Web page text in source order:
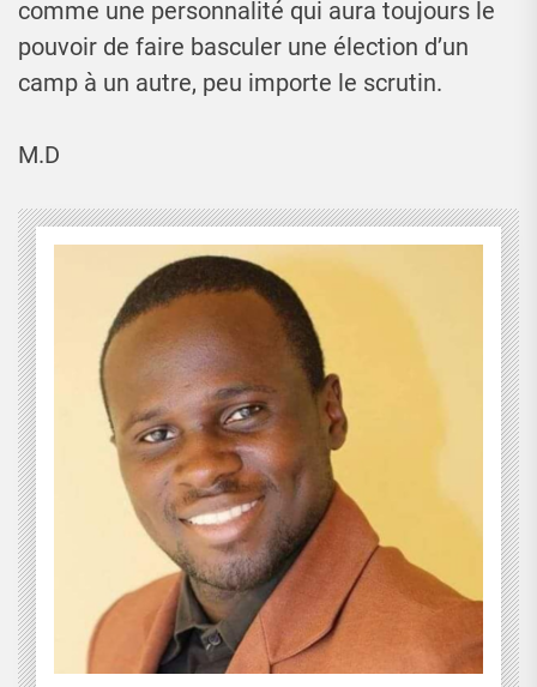
comme une personnalité qui aura toujours le
pouvoir de faire basculer une élection d’un
camp à un autre, peu importe le scrutin.
M.D